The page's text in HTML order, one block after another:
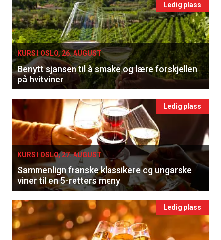
Ledig plass
KURS I OSLO, 26. AUGUST
Benytt sjansen til å smake og lære forskjellen
på hvitviner
Ledig plass
KURS I OSLO, 27. AUGUST
Sammenlign franske klassikere og ungarske
viner til en 5-retters meny
Ledig plass